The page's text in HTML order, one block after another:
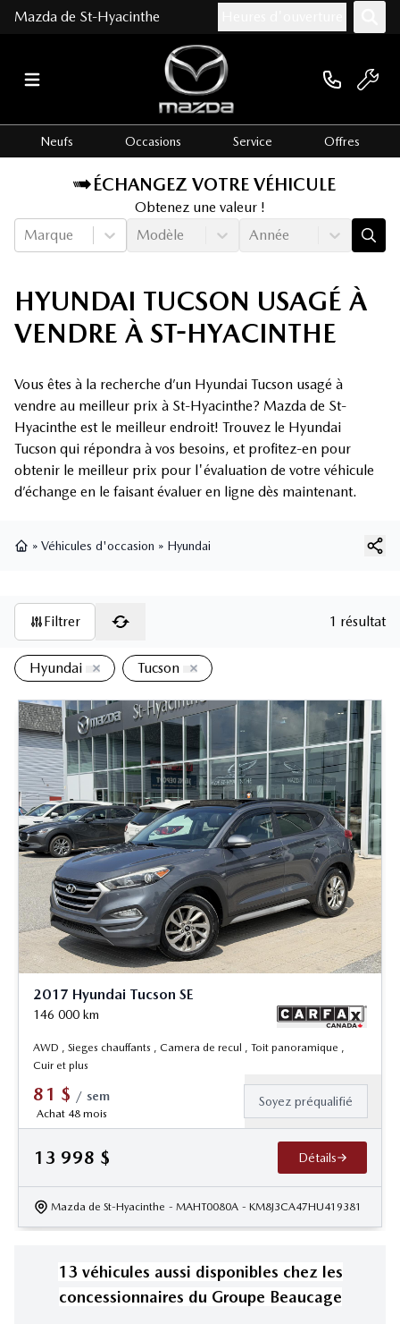
Mazda de St-Hyacinthe
Neufs Occasions Service Offres
ÉCHANGEZ VOTRE VÉHICULE
Obtenez une valeur !
Marque
Modèle Année
HYUNDAI TUCSON USAGÉ À
VENDRE À ST-HYACINTHE
Vous êtes à la recherche d’un Hyundai Tucson usagé à
vendre au meilleur prix à St-Hyacinthe? Mazda de St-
Hyacinthe est le meilleur endroit! Trouvez le Hyundai
Tucson qui répondra à vos besoins, et profitez-en pour
obtenir le meilleur prix pour l'évaluation de votre véhicule
d’échange en le faisant évaluer en ligne dès maintenant.
» Véhicules d'occasion » Hyundai
Filtrer 1 résultat
Hyundai Tucson
2017 Hyundai Tucson SE
146 000 km
AWD , Sieges chauffants , Camera de recul , Toit panoramique ,
Cuir et plus
81 $ / sem
Achat 48 mois
Soyez préqualifié
13 998 $ Détails
Mazda de St-Hyacinthe - MAHT0080A - KM8J3CA47HU419381
13 véhicules aussi disponibles chez les
concessionnaires du Groupe Beaucage